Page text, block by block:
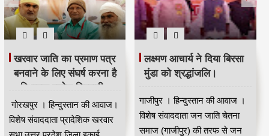
भदंत ज्ञानेश्वर की 88 वीं
जयंती धूम धाम से मनाई गई।
कुशीनगर । हिन्दुस्तान की आवाज।
विषेष संवाददाता भारत रत्न डॉ बाबा
साहेब आंबेडकर के गुरु भा...
मजिंदर खरवार ने संगठन को
मजबूत बनाने की अपील की।
नई दिल्ली से मुंबई के वरिष्ठ पत्रकार
कपिलदेव खरवार की रिपोर्ट।खरवार
वेल्फेयर सोसायटी(रजि) की तरफ से